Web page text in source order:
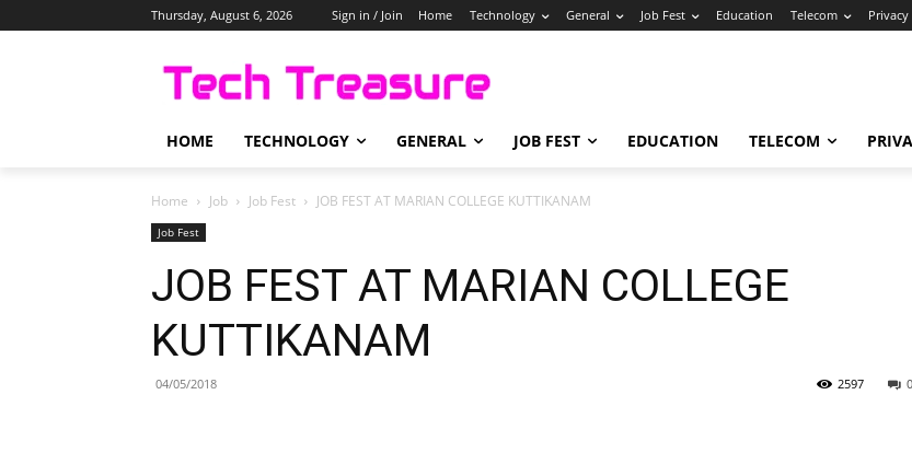
Thursday, August 6, 2026 Sign in / Join Home Technology General Job Fest Education Telecom
HOME TECHNOLOGY GENERAL JOB FEST EDUCATION TELECOM
Home Job Job Fest JOB FEST AT MARIAN COLLEGE KUTTIKANAM
Job Fest
JOB FEST AT MARIAN COLLEGE
KUTTIKANAM
04/05/2018 0
2597